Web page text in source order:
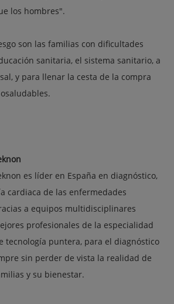
los hombres".
son las familias con dificultades
sanitaria, el sistema sanitario, a
y para llenar la cesta de la compra
es líder en España en diagnóstico,
cardiaca de las enfermedades
a equipos multidisciplinares
profesionales de la especialidad
tecnología puntera, para el diagnóstico
sin perder de vista la realidad de
y su bienestar.